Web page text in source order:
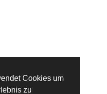
Cookies um
zu